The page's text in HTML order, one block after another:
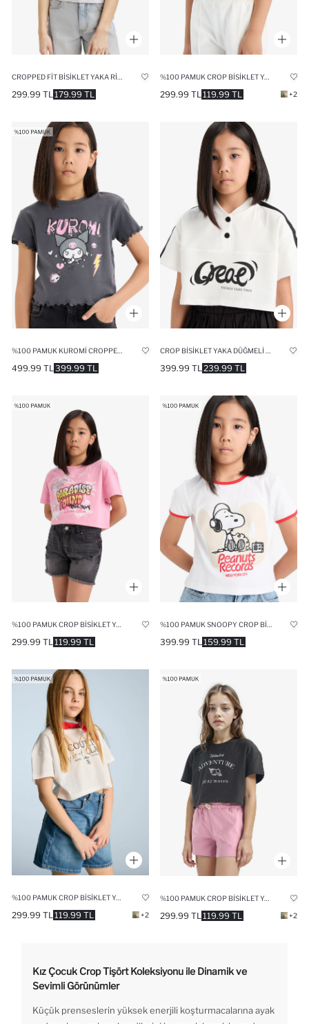
179.99 TL
299.99 TL 119.99 TL
299.99 TL +2
399.99 TL
499.99 TL 239.99 TL
399.99 TL
119.99 TL
299.99 TL 159.99 TL
399.99 TL
119.99 TL
299.99 TL +2 119.99 TL
299.99 TL +2
Kız Çocuk Crop Tişört Koleksiyonu ile Dinamik ve
Sevimli Görünümler
Küçük prenseslerin yüksek enerjili koşturmacalarına ayak